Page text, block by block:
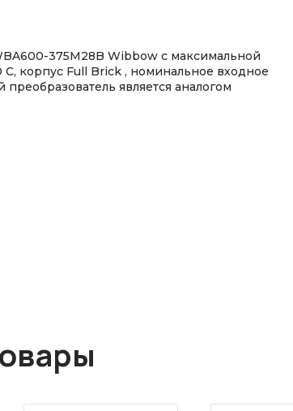
375M28B Wibbow с максимальной
С, корпус Full Brick , номинальное входное
является аналогом